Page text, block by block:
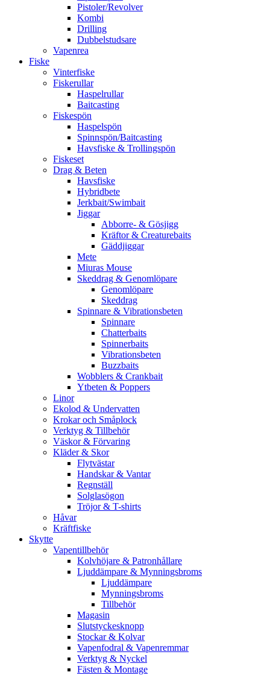
Pistoler/Revolver
Kombi
Drilling
Dubbelstudsare
Vapenrea
Fiske
Vinterfiske
Fiskerullar
Haspelrullar
Baitcasting
Fiskespön
Haspelspön
Spinnspön/Baitcasting
Havsfiske & Trollingspön
Fiskeset
Drag & Beten
Havsfiske
Hybridbete
Jerkbait/Swimbait
Jiggar
Abborre- & Gösjigg
Kräftor & Creaturebaits
Gäddjiggar
Mete
Miuras Mouse
Skeddrag & Genomlöpare
Genomlöpare
Skeddrag
Spinnare & Vibrationsbeten
Spinnare
Chatterbaits
Spinnerbaits
Vibrationsbeten
Buzzbaits
Wobblers & Crankbait
Ytbeten & Poppers
Linor
Ekolod & Undervatten
Krokar och Småplock
Verktyg & Tillbehör
Väskor & Förvaring
Kläder & Skor
Flytvästar
Handskar & Vantar
Regnställ
Solglasögon
Tröjor & T-shirts
Håvar
Kräftfiske
Skytte
Vapentillbehör
Kolvhöjare & Patronhållare
Ljuddämpare & Mynningsbroms
Ljuddämpare
Mynningsbroms
Tillbehör
Magasin
Slutstyckesknopp
Stockar & Kolvar
Vapenfodral & Vapenremmar
Verktyg & Nyckel
Fästen & Montage